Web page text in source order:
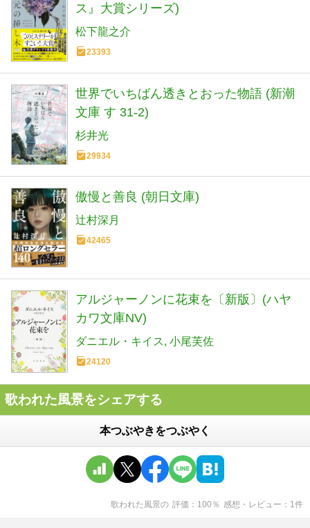
ス』大賞シリーズ)
松下龍之介
23393
世界でいちばん透きとおった物語 (新潮
文庫 す 31-2)
杉井光
29934
傲慢と善良 (朝日文庫)
辻村深月
42465
アルジャーノンに花束を〔新版〕(ハヤ
カワ文庫NV)
ダニエル・キイス 小尾芙佐
24120
歌われた風景をシェアする
本つぶやきをつぶやく
歌われた風景の 評価 100 ％ 感想・レビュー 1件